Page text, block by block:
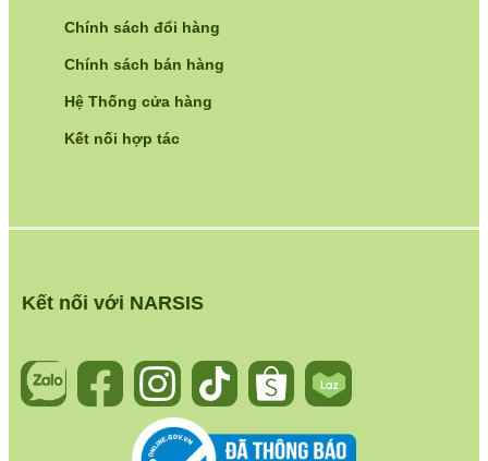
Kết nối với NARSIS
Chính sách đổi hàng
Chính sách bán hàng
Hệ Thống cửa hàng
Kết nối hợp tác